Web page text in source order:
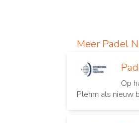
Meer Padel
Op
Plehm als nieuw